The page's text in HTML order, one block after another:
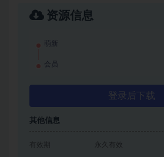
资源信息
萌新
会员
登录后下载
其他信息
有效期 永久有效